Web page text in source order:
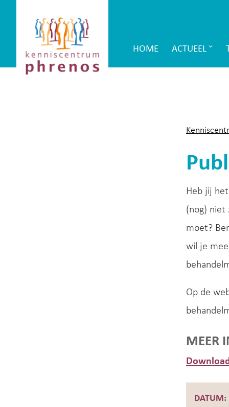
Phrenos
website
Main
HOME ACTUEEL
Heb jij
(nog) niet
moet?
wil je
Op de
MEER
DATUM: